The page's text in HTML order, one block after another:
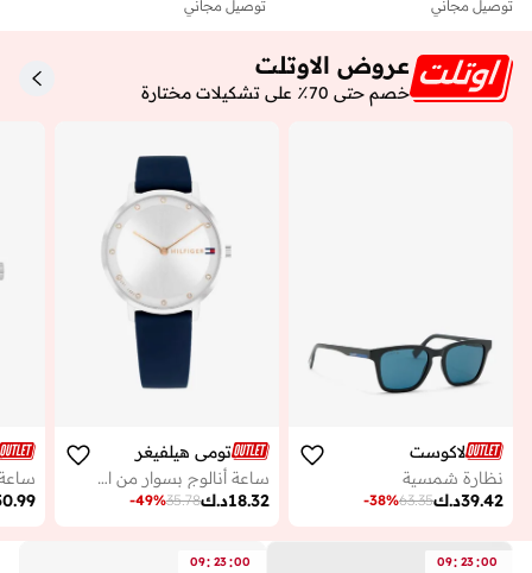
توصيل مجاني
توصيل مجاني
عروض الاوتلت
خصم حتى 70٪ على تشكيلات مختارة
لاكوست
نظارة شمسية
د.ك39.42
63.35
-38%
تومي هيلفيغر
ساعة أنالوج بسوار من السيليكون
د.ك18.32
35.78
-49%
09: 23:00
09: 23:00